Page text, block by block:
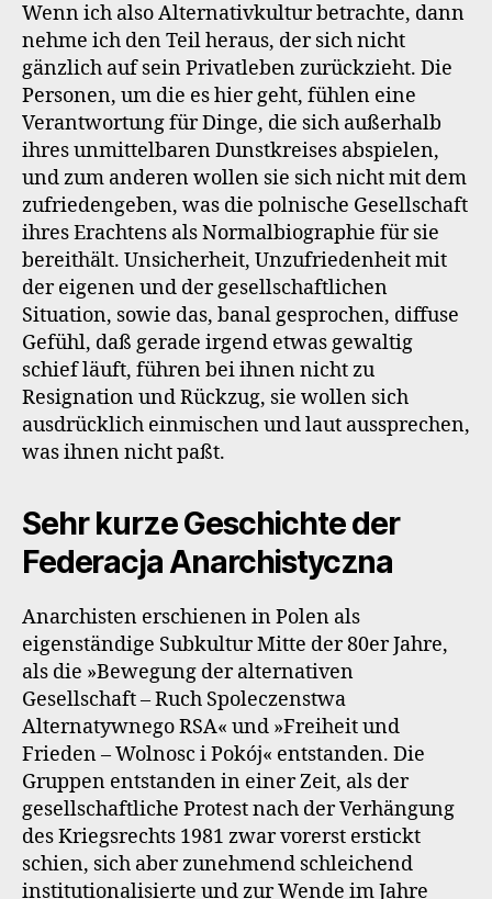
Wenn ich also Alternativkultur betrachte, dann
nehme ich den Teil heraus, der sich nicht
gänzlich auf sein Privatleben zurückzieht. Die
Personen, um die es hier geht, fühlen eine
Verantwortung für Dinge, die sich außerhalb
ihres unmittelbaren Dunstkreises abspielen,
und zum anderen wollen sie sich nicht mit dem
zufriedengeben, was die polnische Gesellschaft
ihres Erachtens als Normalbiographie für sie
bereithält. Unsicherheit, Unzufriedenheit mit
der eigenen und der gesellschaftlichen
Situation, sowie das, banal gesprochen, diffuse
Gefühl, daß gerade irgend etwas gewaltig
schief läuft, führen bei ihnen nicht zu
Resignation und Rückzug, sie wollen sich
ausdrücklich einmischen und laut aussprechen,
was ihnen nicht paßt.
Sehr kurze Geschichte der
Federacja Anarchistyczna
Anarchisten erschienen in Polen als
eigenständige Subkultur Mitte der 80er Jahre,
als die »Bewegung der alternativen
Gesellschaft – Ruch Spoleczenstwa
Alternatywnego RSA« und »Freiheit und
Frieden – Wolnosc i Pokój« entstanden. Die
Gruppen entstanden in einer Zeit, als der
gesellschaftliche Protest nach der Verhängung
des Kriegsrechts 1981 zwar vorerst erstickt
schien, sich aber zunehmend schleichend
institutionalisierte und zur Wende im Jahre